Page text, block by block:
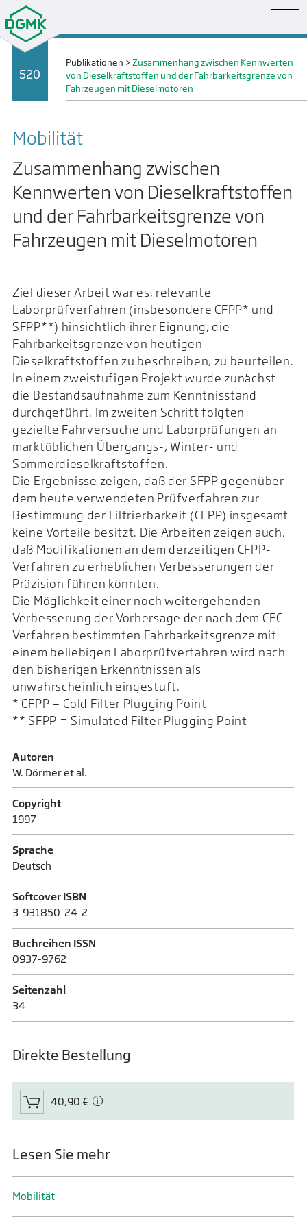
520
Publikationen >Zusammenhang zwischen Kennwerten
von Dieselkraftstoffen und der Fahrbarkeitsgrenze von
Fahrzeugen mit Dieselmotoren
Mobilität
Zusammenhang zwischen
Kennwerten von Dieselkraftstoffen
und der Fahrbarkeitsgrenze von
Fahrzeugen mit Dieselmotoren
Ziel dieser Arbeit war es, relevante
Laborprüfverfahren (insbesondere CFPP* und
SFPP**) hinsichtlich ihrer Eignung, die
Fahrbarkeitsgrenze von heutigen
Dieselkraftstoffen zu beschreiben, zu beurteilen.
In einem zweistufigen Projekt wurde zunächst
die Bestandsaufnahme zum Kenntnisstand
durchgeführt. Im zweiten Schritt folgten
gezielte Fahrversuche und Laborprüfungen an
marktüblichen Übergangs-, Winter- und
Sommerdieselkraftstoffen.
Die Ergebnisse zeigen, daß der SFPP gegenüber
dem heute verwendeten Prüfverfahren zur
Bestimmung der Filtrierbarkeit (CFPP) insgesamt
keine Vorteile besitzt. Die Arbeiten zeigen auch,
daß Modifikationen an dem derzeitigen CFPP-
Verfahren zu erheblichen Verbesserungen der
Präzision führen könnten.
Die Möglichkeit einer noch weitergehenden
Verbesserung der Vorhersage der nach dem CEC-
Verfahren bestimmten Fahrbarkeitsgrenze mit
einem beliebigen Laborprüfverfahren wird nach
den bisherigen Erkenntnissen als
unwahrscheinlich eingestuft.
* CFPP = Cold Filter Plugging Point
** SFPP = Simulated Filter Plugging Point
Autoren
W. Dörmer et al.
Copyright
1997
Sprache
Deutsch
Softcover ISBN
3-931850-24-2
Buchreihen ISSN
0937-9762
Seitenzahl
34
Direkte Bestellung
40,90 €
Lesen Sie mehr
Mobilität